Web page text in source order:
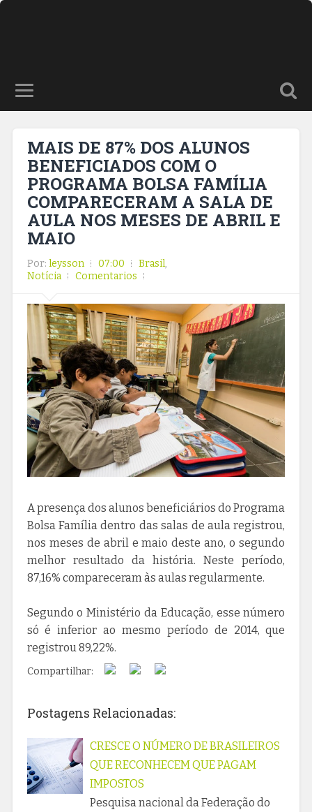
MAIS DE 87% DOS ALUNOS
BENEFICIADOS COM O
PROGRAMA BOLSA FAMÍLIA
COMPARECERAM A SALA DE
AULA NOS MESES DE ABRIL E
MAIO
Por: leysson 07:00 Brasil,
Notícia
Comentarios
A presença dos alunos beneficiários do Programa
Bolsa Família dentro das salas de aula registrou,
nos meses de abril e maio deste ano, o segundo
melhor resultado da história. Neste período,
87,16% compareceram às aulas regularmente.
Segundo o Ministério da Educação, esse número
só é inferior ao mesmo período de 2014, que
registrou 89,22%.
Compartilhar:
Postagens Relacionadas:
CRESCE O NÚMERO DE BRASILEIROS
QUE RECONHECEM QUE PAGAM
IMPOSTOS
Pesquisa nacional da Federação do